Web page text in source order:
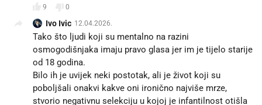
9 0
Ivo Ivic 12.04.2026.
Tako što ljudi koji su mentalno na razini
osmogodišnjaka imaju pravo glasa jer im je tijelo starije
od 18 godina.
Bilo ih je uvijek neki postotak, ali je život koji su
poboljšali onakvi kakve oni ironično najviše mrze,
stvorio negativnu selekciju u kojoj je infantilnost otišla